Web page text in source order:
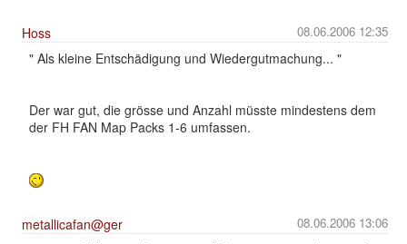
08.06.2006 12:35
Hoss
" Als kleine Entschädigung und Wiedergutmachung... "
Der war gut, die grösse und Anzahl müsste mindestens dem
der FH FAN Map Packs 1-6 umfassen.
08.06.2006 13:06
metallicafan@ger